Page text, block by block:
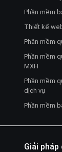
Phần mềm
Thiết kế
Phần mềm
Phần mềm
MXH
Phần mềm
dịch vụ
Phần mềm
Giải pháp